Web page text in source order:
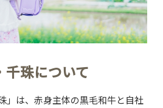
千珠について
」は、赤身主体の黒毛和牛と自社